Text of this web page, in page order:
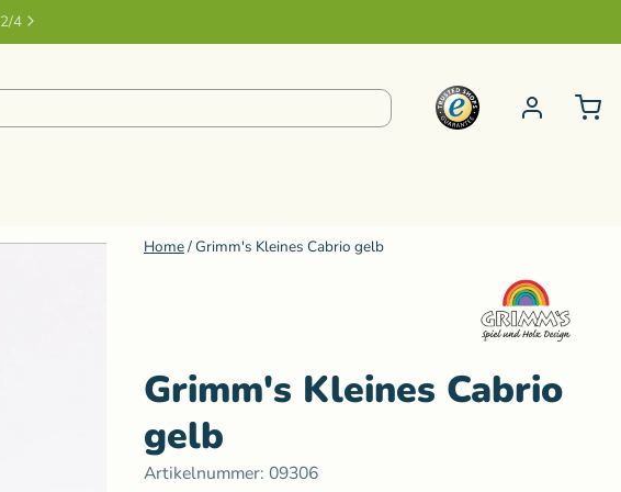
2/4
Musik & Klänge
Nanchen Natur
Steiner Kuscheltiere
Sternengasse
Home/Grimm's Kleines Cabrio gelb
Grimm's Kleines Cabrio
gelb
Artikelnummer: 09306